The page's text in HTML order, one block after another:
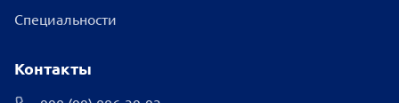
Специальности
Контакты